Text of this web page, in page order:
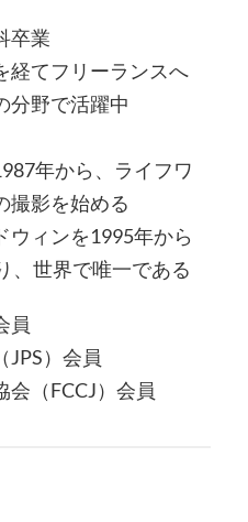
卒業
経てフリーランスへ
分野で活躍中
年から、ライフワ
撮影を始める
ウィンを1995年から
、世界で唯一である
員
JPS）会員
会（FCCJ）会員